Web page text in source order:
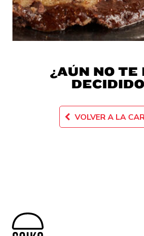
¿AÚN NO TE
VOLVER A LA